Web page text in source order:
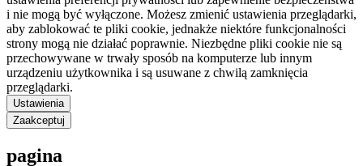
i nie mogą być wyłączone. Możesz zmienić ustawienia przeglądarki,
aby zablokować te pliki cookie, jednakże niektóre funkcjonalności
strony mogą nie działać poprawnie. Niezbędne pliki cookie nie są
przechowywane w trwały sposób na komputerze lub innym
urządzeniu użytkownika i są usuwane z chwilą zamknięcia
przeglądarki.
Ustawienia
Zaakceptuj
pagina